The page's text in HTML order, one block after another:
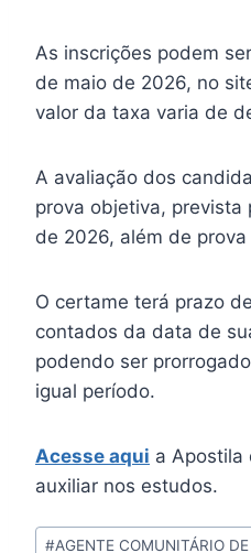
As inscrições podem
de maio de 2026, no
valor da taxa varia de
A avaliação dos
prova objetiva, prevista
de 2026, além de
O certame terá prazo
contados da data de
podendo ser
igual período.
Acesse aqui a Apostila
auxiliar nos estudos.
Tags
#AGENTE COMUNITÁRIO